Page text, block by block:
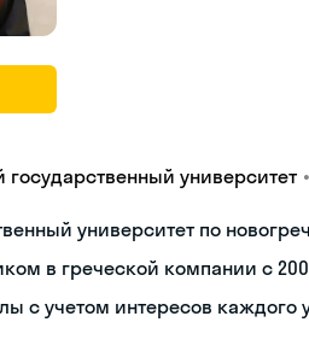
государственный университет •
университет по
в греческой компании с
с учетом интересов каждого